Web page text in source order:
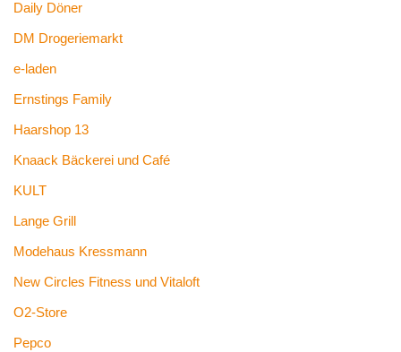
Daily Döner
DM Drogeriemarkt
e-laden
Ernstings Family
Haarshop 13
Knaack Bäckerei und Café
KULT
Lange Grill
Modehaus Kressmann
New Circles Fitness und Vitaloft
O2-Store
Pepco